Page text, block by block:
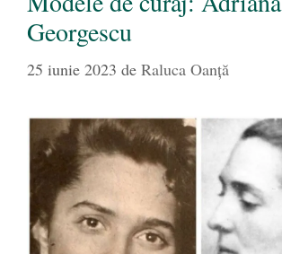
Georgescu
25 iunie 2023 de Raluca Oanță